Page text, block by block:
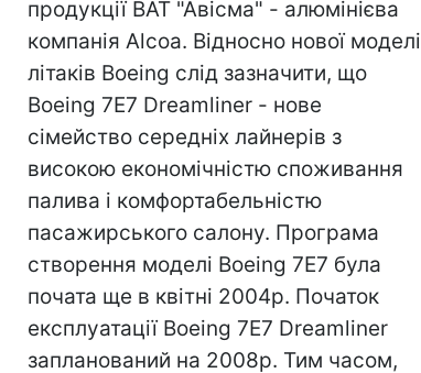
продукції ВАТ "Авісма" - алюмінієва
компанія Alсoa. Відносно нової моделі
літаків Boeing слід зазначити, що
Boeing 7E7 Dreamliner - нове
сімейство середніх лайнерів з
високою економічністю споживання
палива і комфортабельністю
пасажирського салону. Програма
створення моделі Boeing 7Е7 була
почата ще в квітні 2004р. Початок
експлуатації Boeing 7Е7 Dreamliner
запланований на 2008р. Тим часом,